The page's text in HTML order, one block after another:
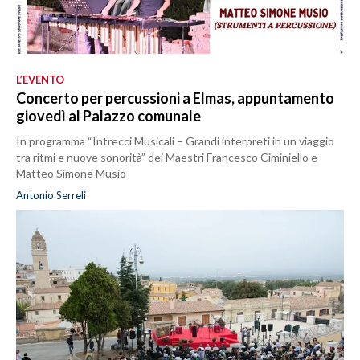
L’EVENTO
Concerto per percussioni a Elmas, appuntamento
giovedì al Palazzo comunale
In programma “Intrecci Musicali – Grandi interpreti in un viaggio
tra ritmi e nuove sonorità” dei Maestri Francesco Ciminiello e
Matteo Simone Musio
Antonio Serreli